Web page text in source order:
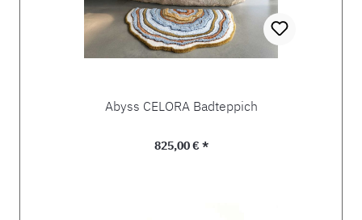
Abyss CELORA Badteppich
Regulärer Preis:
825,00 € *